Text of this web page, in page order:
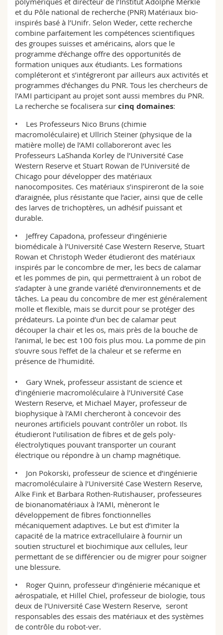
et du Pôle national de recherche (PNR) Matériaux bio-
inspirés basé à l’Unifr. Selon Weder, cette recherche
combine parfaitement les compétences scientifiques
des groupes suisses et américains, alors que le
programme d’échange offre des opportunités de
formation uniques aux étudiants. Les formations
compléteront et s’intégreront par ailleurs aux activités et
programmes d’échanges du PNR. Tous les chercheurs de
l’AMI participant au projet sont aussi membres du PNR.
La recherche se focalisera sur cinq domaines:
• Les Professeurs Nico Bruns (chimie
macromoléculaire) et Ullrich Steiner (physique de la
matière molle) de l’AMI collaboreront avec les
Professeurs LaShanda Korley de l’Université Case
Western Reserve et Stuart Rowan de l’Université de
Chicago pour développer des matériaux
nanocomposites. Ces matériaux s’inspireront de la soie
d’araignée, plus résistante que l’acier, ainsi que de celle
des larves de trichoptères, un adhésif puissant et
durable.
• Jeffrey Capadona, professeur d’ingénierie
biomédicale à l’Université Case Western Reserve, Stuart
Rowan et Christoph Weder étudieront des matériaux
inspirés par le concombre de mer, les becs de calamar
et les pommes de pin, qui permettraient à un robot de
s’adapter à une grande variété d’environnements et de
tâches. La peau du concombre de mer est généralement
molle et flexible, mais se durcit pour se protéger des
prédateurs. La pointe d’un bec de calamar peut
découper la chair et les os, mais près de la bouche de
l’animal, le bec est 100 fois plus mou. La pomme de pin
s’ouvre sous l’effet de la chaleur et se referme en
présence de l’humidité.
• Gary Wnek, professeur assistant de science et
d’ingénierie macromoléculaire à l’Université Case
Western Reserve, et Michael Mayer, professeur de
biophysique à l’AMI chercheront à concevoir des
neurones artificiels pouvant contrôler un robot. Ils
étudieront l’utilisation de fibres et de gels poly-
électrolytiques pouvant transporter un courant
électrique ou répondre à un champ magnétique.
• Jon Pokorski, professeur de science et d’ingénierie
macromoléculaire à l’Université Case Western Reserve,
Alke Fink et Barbara Rothen-Rutishauser, professeures
de bionanomatériaux à l’AMI, mèneront le
développement de fibres fonctionnelles
mécaniquement adaptives. Le but est d’imiter la
capacité de la matrice extracellulaire à fournir un
soutien structurel et biochimique aux cellules, leur
permettant de se différencier ou de migrer pour soigner
une blessure.
• Roger Quinn, professeur d’ingénierie mécanique et
aérospatiale, et Hillel Chiel, professeur de biologie, tous
deux de l’Université Case Western Reserve, seront
responsables des essais des matériaux et des systèmes
de contrôle du robot-ver.